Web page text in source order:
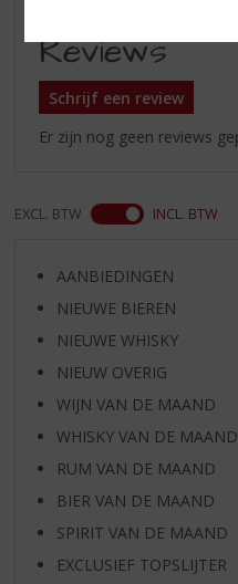
Reviews
Schrijf een review
Er zijn nog geen reviews
EXCL. BTW INCL. BTW
AANBIEDINGEN
NIEUWE BIEREN
NIEUWE WHISKY
NIEUW OVERIG
WIJN VAN DE MAAND
WHISKY VAN DE MAAND
RUM VAN DE MAAND
BIER VAN DE MAAND
SPIRIT VAN DE MAAND
EXCLUSIEF TOPSLIJTER